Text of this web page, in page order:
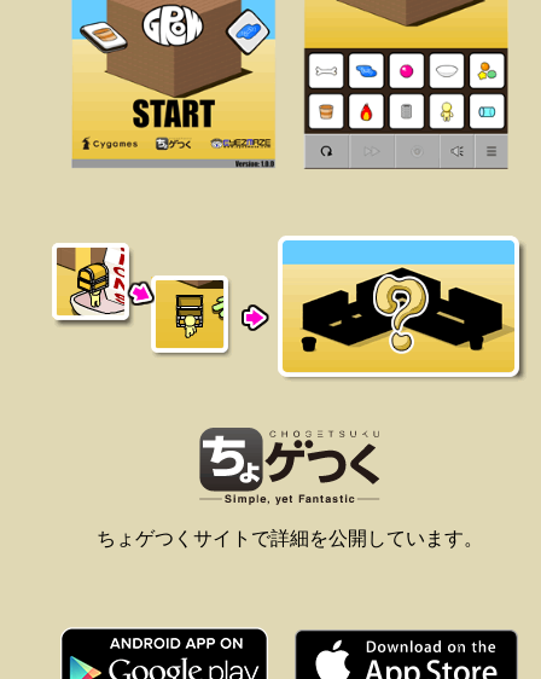
ちょゲつくサイトで詳細を公開しています。